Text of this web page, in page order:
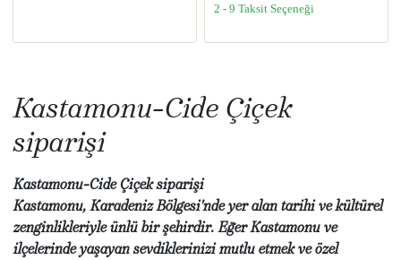
2 - 9 Taksit Seçeneği
Kastamonu-Cide Çiçek
siparişi
Kastamonu-Cide Çiçek siparişi
Kastamonu, Karadeniz Bölgesi'nde yer alan tarihi ve kültürel
zenginlikleriyle ünlü bir şehirdir. Eğer Kastamonu ve
ilçelerinde yaşayan sevdiklerinizi mutlu etmek ve özel